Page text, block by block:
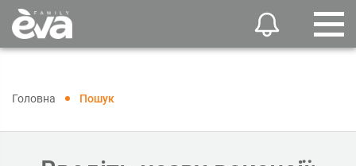
Головна Пошук